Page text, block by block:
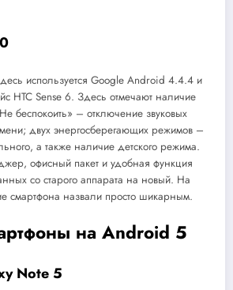
используется Google Android 4.4.4 и
HTC Sense 6. Здесь отмечают наличие
беспокоить» – отключение звуковых
двух энергосберегающих режимов –
а также наличие детского режима.
офисный пакет и удобная функция
со старого аппарата на новый. На
смартфона назвали просто шикарным.
на Android 5
Note 5